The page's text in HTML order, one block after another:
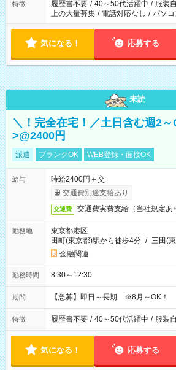
特徴 履歴書不要 / 40～50代活躍中 / 服装
上の大量募集 / 電話対応なし / パソ
気になる！ 応募する
未読
＼！完全在宅！／土日含む週2
>@2400円
派遣 ブランクOK WEB登録・面接OK
給与
時給2400円＋交
交通費別途支給あり
交通費 交通費実費支給（当社規定あ
勤務地
東京都港区
田町(東京都)駅から徒歩4分 / 三田(
金融関連
勤務時間 8:30～12:30
期間 【急募】即日～長期 ※8月～OK！
特徴 履歴書不要 / 40～50代活躍中 / 服装
気になる！ 応募する